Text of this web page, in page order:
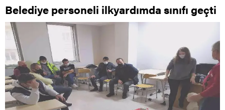
Belediye personeli ilkyardımda sınıfı geçti